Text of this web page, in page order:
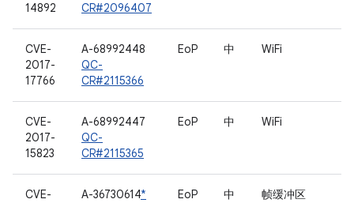
14892
CR#2096407
CVE-
2017-
17766
A-68992448
QC-
CR#2115366
EoP 中 WiFi
CVE-
2017-
15823
A-68992447
QC-
CR#2115365
EoP 中 WiFi
CVE-
A-36730614*
EoP 中 帧缓冲区